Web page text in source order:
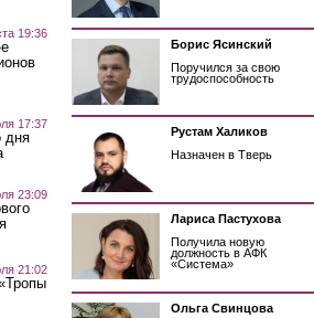
19:36
17:37
дня
23:09
21:02
Борис Ясинский
Поручился за свою
трудоспособность
Рустам Халиков
Назначен в Тверь
Лариса Пастухова
Получила новую
должность в АФК
«Система»
Ольга Свинцова